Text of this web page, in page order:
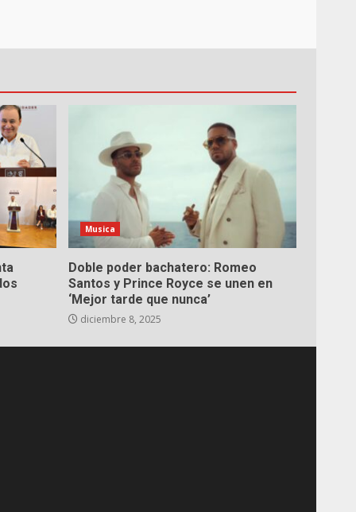
Musica
Doble poder bachatero: Romeo
Santos y Prince Royce se unen en
‘Mejor tarde que nunca’
diciembre 8, 2025